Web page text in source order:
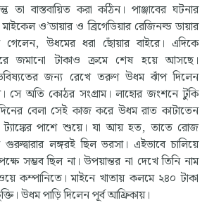
বাস্তবায়িত করা কঠিন। পাঞ্জাবের ঘটনার
ও’ডায়ার ও ব্রিগেডিয়ার রেজিনল্ড ডায়ার
গেলেন, উধমের ধরা ছোঁয়ার বাইরে। এদিকে
জমানো টাকাও ক্রমে শেষ হয়ে আসছে।
ভবিষ্যতের জন্য রেখে তরুণ উধম ঝাঁপ দিলেন
সে অতি কোঠর সংগ্রাম। লাহোর জংশনে টুকি
বেলা সেই কাজ করে উধম রাত কাটাতেন
ট্যাঙ্কের পাশে শুয়ে। যা আয় হত, তাতে রোজ
লঙ্গরই ছিল ভরসা। এইভাবে চালিয়ে
সম্ভব ছিল না। উপয়ান্তর না দেখে তিনি নাম
কম্পানিতে। মাইনে খাতায় কলমে ২৪০ টাকা
উধম পাড়ি দিলেন পূর্ব আফ্রিকায়।